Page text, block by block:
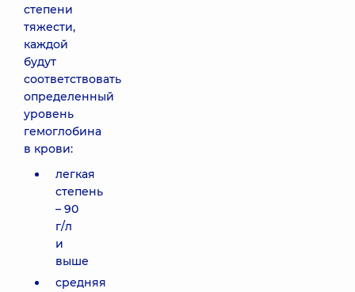
степени
тяжести,
каждой
будут
соответствовать
определенный
уровень
гемоглобина
в крови:
легкая
степень
– 90
г/л
и
выше
средняя